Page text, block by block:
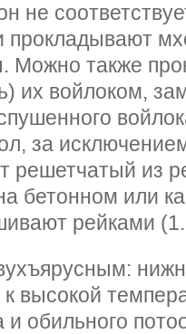
не
прокладывают
Можно также
их войлоком,
за
решетчатый из
бетонном или
рейками
высокой
и обильного